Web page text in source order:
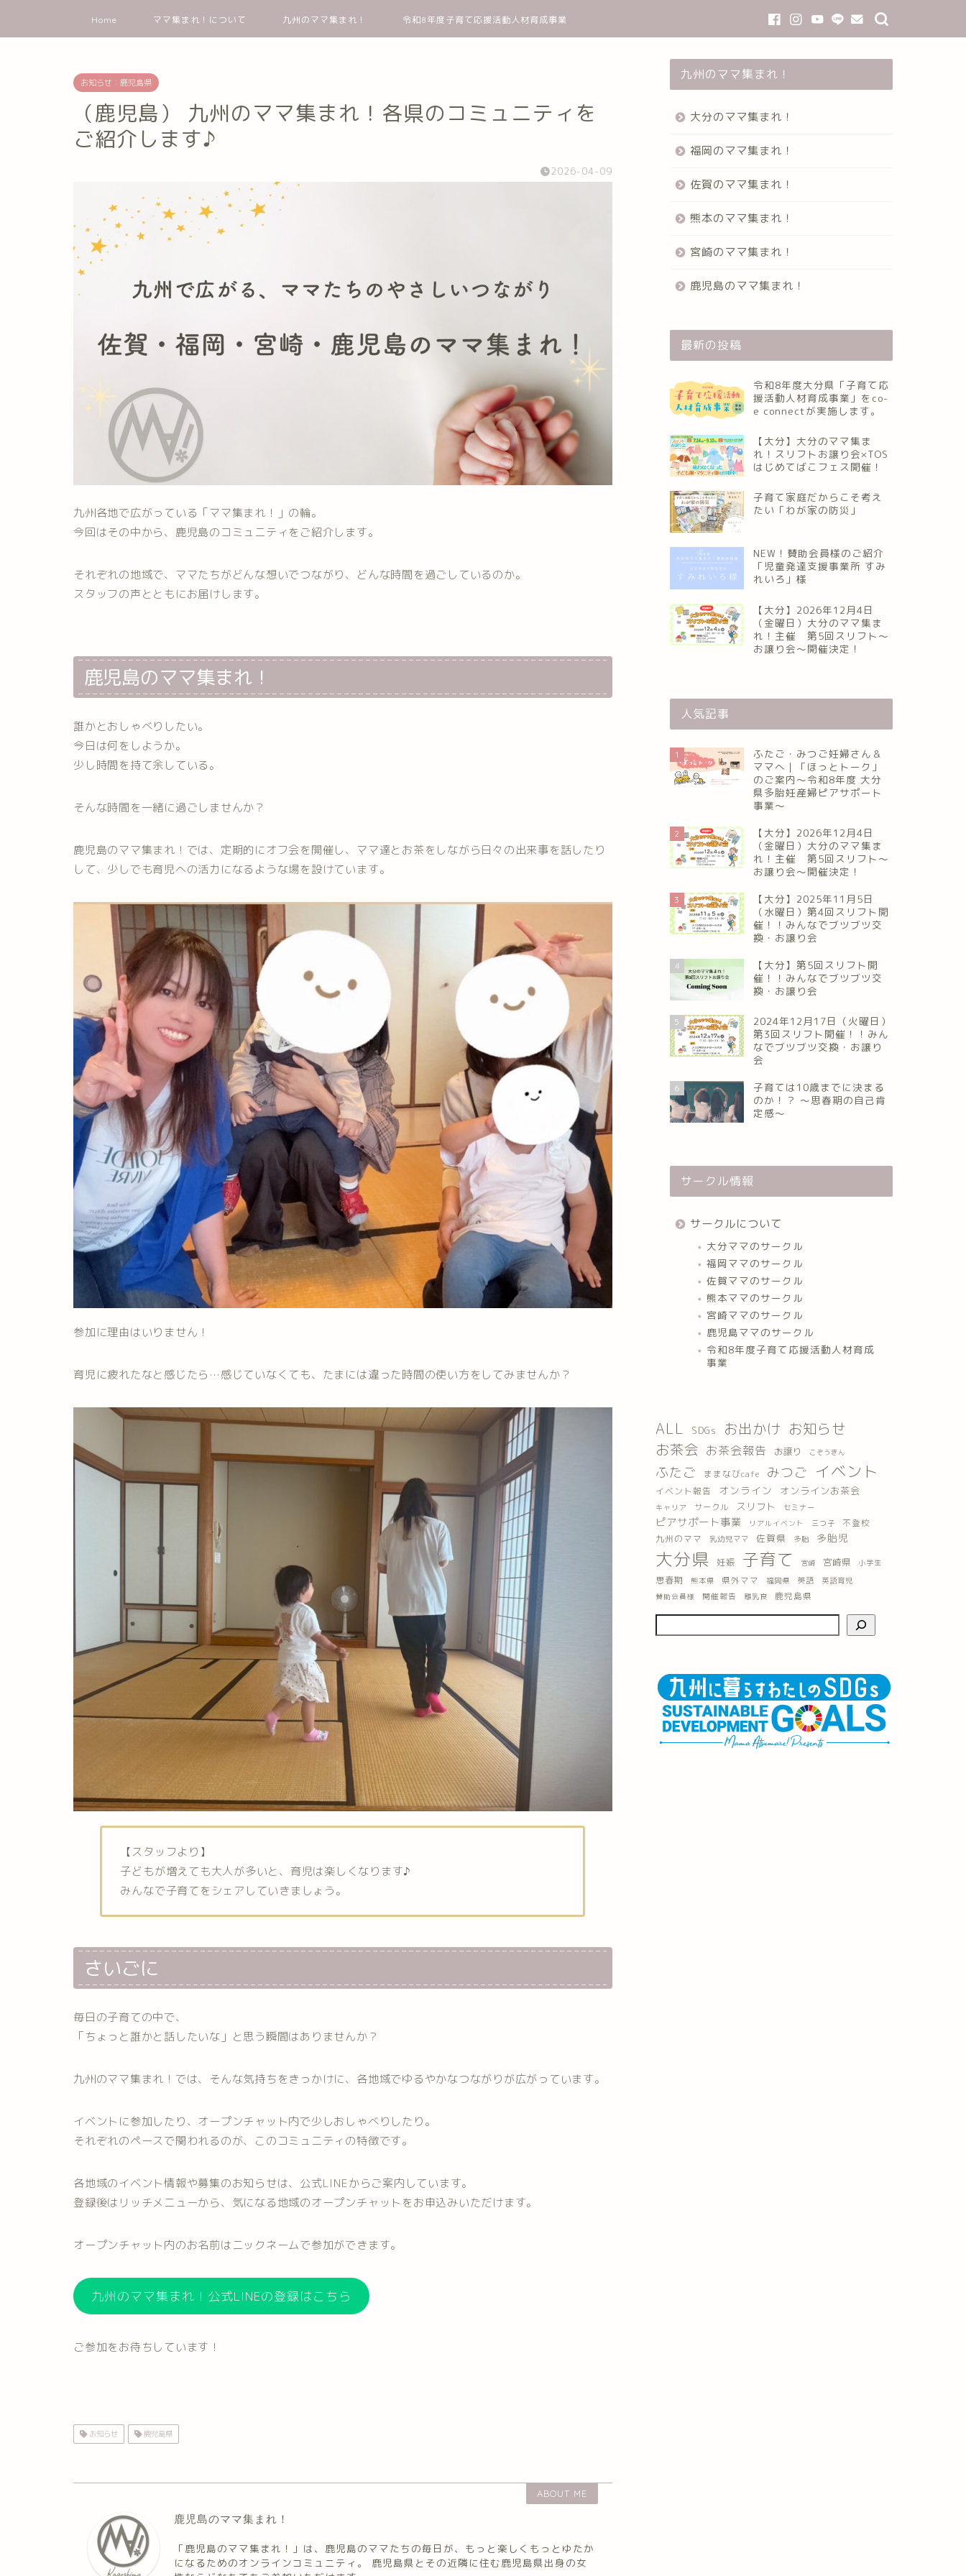
Home ママ集まれ！について 九州のママ集まれ！ 令和8年度子育て応援活動人材育成事業
お知らせ：鹿児島県
（鹿児島） 九州のママ集まれ！各県のコミュニティを
ご紹介します♪
2026-04-09
九州各地で広がっている「ママ集まれ！」の輪。
今回はその中から、鹿児島のコミュニティをご紹介します。
それぞれの地域で、ママたちがどんな想いでつながり、どんな時間を過ごしているのか。
スタッフの声とともにお届けします。
鹿児島のママ集まれ！
誰かとおしゃべりしたい。
今日は何をしようか。
少し時間を持て余している。
そんな時間を一緒に過ごしませんか？
鹿児島のママ集まれ！では、定期的にオフ会を開催し、ママ達とお茶をしながら日々の出来事を話したり
して、少しでも育児への活力になるような場を設けています。
参加に理由はいりません！
育児に疲れたなと感じたら…感じていなくても、たまには違った時間の使い方をしてみませんか？
【スタッフより】
子どもが増えても大人が多いと、育児は楽しくなります♪
みんなで子育てをシェアしていきましょう。
さいごに
毎日の子育ての中で、
「ちょっと誰かと話したいな」と思う瞬間はありませんか？
九州のママ集まれ！では、そんな気持ちをきっかけに、各地域でゆるやかなつながりが広がっています。
イベントに参加したり、オープンチャット内で少しおしゃべりしたり。
それぞれのペースで関われるのが、このコミュニティの特徴です。
各地域のイベント情報や募集のお知らせは、公式LINEからご案内しています。
登録後はリッチメニューから、気になる地域のオープンチャットをお申込みいただけます。
オープンチャット内のお名前はニックネームで参加ができます。
九州のママ集まれ！公式LINEの登録はこちら
ご参加をお待ちしています！
お知らせ 鹿児島県
ABOUT ME
鹿児島のママ集まれ！
「鹿児島のママ集まれ！」は、鹿児島のママたちの毎日が、もっと楽しくもっとゆたか
になるためのオンラインコミュニティ。 鹿児島県とその近隣に住む鹿児島県出身の女
九州のママ集まれ！
大分のママ集まれ！
福岡のママ集まれ！
佐賀のママ集まれ！
熊本のママ集まれ！
宮崎のママ集まれ！
鹿児島のママ集まれ！
最新の投稿
令和8年度大分県「子育て応
援活動人材育成事業」をco-
e connectが実施します。
【大分】大分のママ集ま
れ！スリフトお譲り会×TOS
はじめてばこフェス開催！
子育て家庭だからこそ考え
たい「わが家の防災」
NEW！賛助会員様のご紹介
「児童発達支援事業所 すみ
れいろ」様
【大分】2026年12月4日
（金曜日）大分のママ集ま
れ！主催 第5回スリフト〜
お譲り会〜開催決定！
人気記事
1
ふたご・みつご妊婦さん＆
ママへ｜「ほっとトーク」
のご案内～令和8年度 大分
県多胎妊産婦ピアサポート
事業～
2
【大分】2026年12月4日
（金曜日）大分のママ集ま
れ！主催 第5回スリフト〜
お譲り会〜開催決定！
3
【大分】2025年11月5日
（水曜日）第4回スリフト開
催！！みんなでブツブツ交
換・お譲り会
4
【大分】第5回スリフト開
催！！みんなでブツブツ交
換・お譲り会
5
2024年12月17日（火曜日）
第3回スリフト開催！！みん
なでブツブツ交換・お譲り
会
6
子育ては10歳までに決まる
のか！？ ～思春期の自己肯
定感～
サークル情報
サークルについて
大分ママのサークル
福岡ママのサークル
佐賀ママのサークル
熊本ママのサークル
宮崎ママのサークル
鹿児島ママのサークル
令和8年度子育て応援活動人材育成
事業
ALL SDGs お出かけ お知らせ
お茶会 お茶会報告 お譲り こぞうきん
ふたご ままなびcafe みつご イベント
イベント報告 オンライン オンラインお茶会
キャリア サークル スリフト セミナー
ピアサポート事業 リアルイベント 三つ子 不登校
九州のママ 乳幼児ママ 佐賀県 多胎 多胎児
大分県 妊娠 子育て 宮崎 宮崎県 小学生
思春期 熊本県 県外ママ 福岡県 英語 英語育児
賛助会員様 開催報告 離乳食 鹿児島県